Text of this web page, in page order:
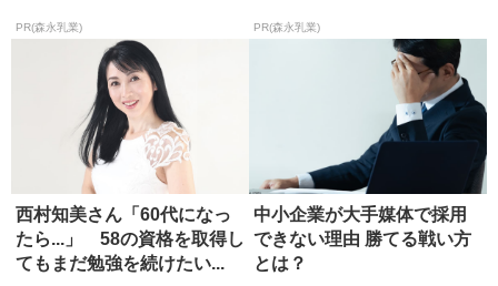
PR(森永乳業) PR(森永乳業)
西村知美さん「60代になっ
たら...」 58の資格を取得し
てもまだ勉強を続けたい...
中小企業が大手媒体で採用
できない理由 勝てる戦い方
とは？